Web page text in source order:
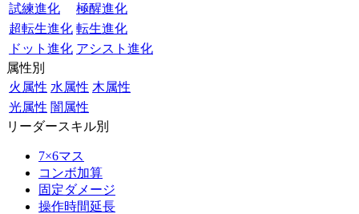
試練進化
極醒進化
超転生進化 転生進化
ドット進化 アシスト進化
属性別
火属性 水属性 木属性
光属性 闇属性
リーダースキル別
7×6マス
コンボ加算
固定ダメージ
操作時間延長